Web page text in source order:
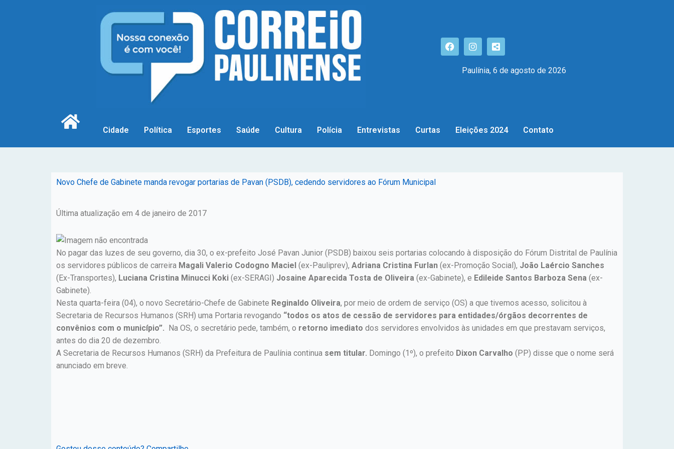
Paulínia, 6 de agosto de 2026
Cidade Política Esportes Saúde Cultura Polícia Entrevistas Curtas Eleições 2024 Contato
Novo Chefe de Gabinete manda revogar portarias de Pavan (PSDB), cedendo servidores ao Fórum Municipal
Última atualização em 4 de janeiro de 2017
No pagar das luzes de seu governo, dia 30, o ex-prefeito José Pavan Junior (PSDB) baixou seis portarias colocando à disposição do Fórum Distrital de Paulínia
os servidores públicos de carreira Magali Valerio Codogno Maciel (ex-Pauliprev), Adriana Cristina Furlan (ex-Promoção Social), João Laércio Sanches
(Ex-Transportes), Luciana Cristina Minucci Koki (ex-SERAGI) Josaine Aparecida Tosta de Oliveira (ex-Gabinete), e Edileide Santos Barboza Sena (ex-
Gabinete).
Nesta quarta-feira (04), o novo Secretário-Chefe de Gabinete Reginaldo Oliveira, por meio de ordem de serviço (OS) a que tivemos acesso, solicitou à
Secretaria de Recursos Humanos (SRH) uma Portaria revogando “todos os atos de cessão de servidores para entidades/órgãos decorrentes de
convênios com o município”. Na OS, o secretário pede, também, o retorno imediato dos servidores envolvidos às unidades em que prestavam serviços,
antes do dia 20 de dezembro.
A Secretaria de Recursos Humanos (SRH) da Prefeitura de Paulínia continua sem titular. Domingo (1º), o prefeito Dixon Carvalho (PP) disse que o nome será
anunciado em breve.